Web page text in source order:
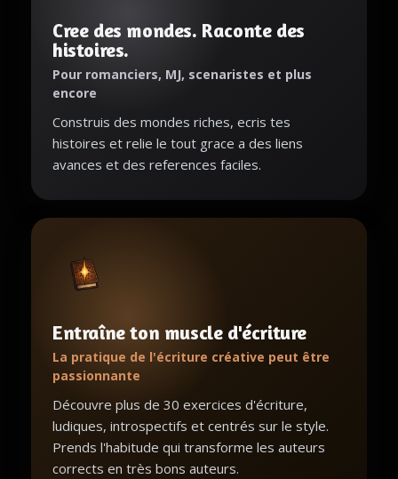
Cree des mondes. Raconte des
histoires.
Pour romanciers, MJ, scenaristes et plus
encore
Construis des mondes riches, ecris tes
histoires et relie le tout grace a des liens
avances et des references faciles.
Entraîne ton muscle d'écriture
La pratique de l'écriture créative peut être
passionnante
Découvre plus de 30 exercices d'écriture,
ludiques, introspectifs et centrés sur le style.
Prends l'habitude qui transforme les auteurs
corrects en très bons auteurs.